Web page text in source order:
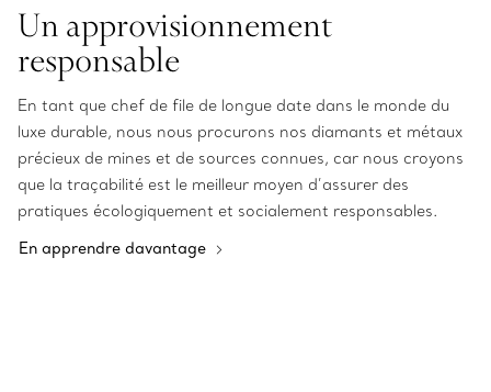
Un approvisionnement
responsable
En tant que chef de file de longue date dans le monde du
luxe durable, nous nous procurons nos diamants et métaux
précieux de mines et de sources connues, car nous croyons
que la traçabilité est le meilleur moyen d’assurer des
pratiques écologiquement et socialement responsables.
En apprendre davantage